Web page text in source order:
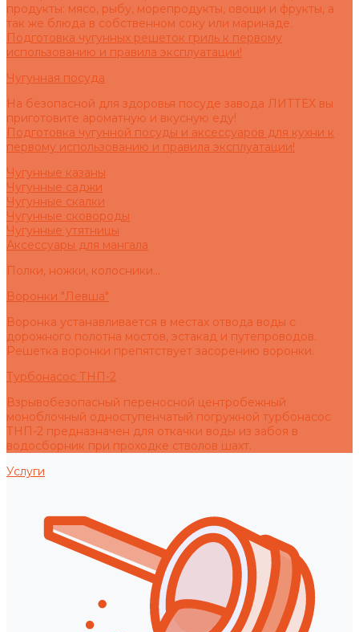
продукты: мясо, рыбу, морепродукты, овощи и фрукты, а
так же блюда в собственном соку или маринаде.
Подготовка чугунных решеток гриль к первому
использованию и правила эксплуатации!
Чугунная посуда
На безопасной для здоровья посуде завода ЛИТТЕХ вы
приготовите ароматную и вкусную еду!
Подготовка чугунной посуды и аксессуаров для кухни к
первому использованию и правила эксплуатации!
Чугунные казаны
Чугунные саджи
Чугунные скалки
Чугунные сковороды
Чугунные утятницы
Аксессуары для мангала
Полки, ножки, колосники...
Воронки "Левша"
Воронка устанавливается в местах отвода воды с
дорожного полотна мостов, эстакад и путепроводов.
Решетка воронки препятствует засорению воронки.
Турбонасос ТНП-2
Взрывобезопасный переносной центробежный
моноблочный одноступенчатый погружной турбонасос
ТНП-2 предназначен для откачки воды из забоя в
водосборник при проходке стволов шахт.
Услуги